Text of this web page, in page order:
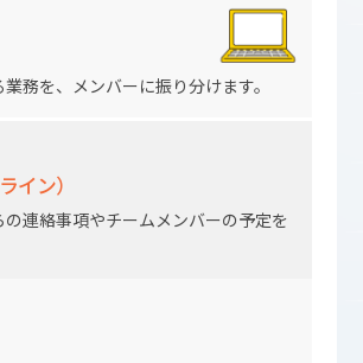
務を、メンバーに振り分けます。
イン）
の連絡事項やチームメンバーの予定を